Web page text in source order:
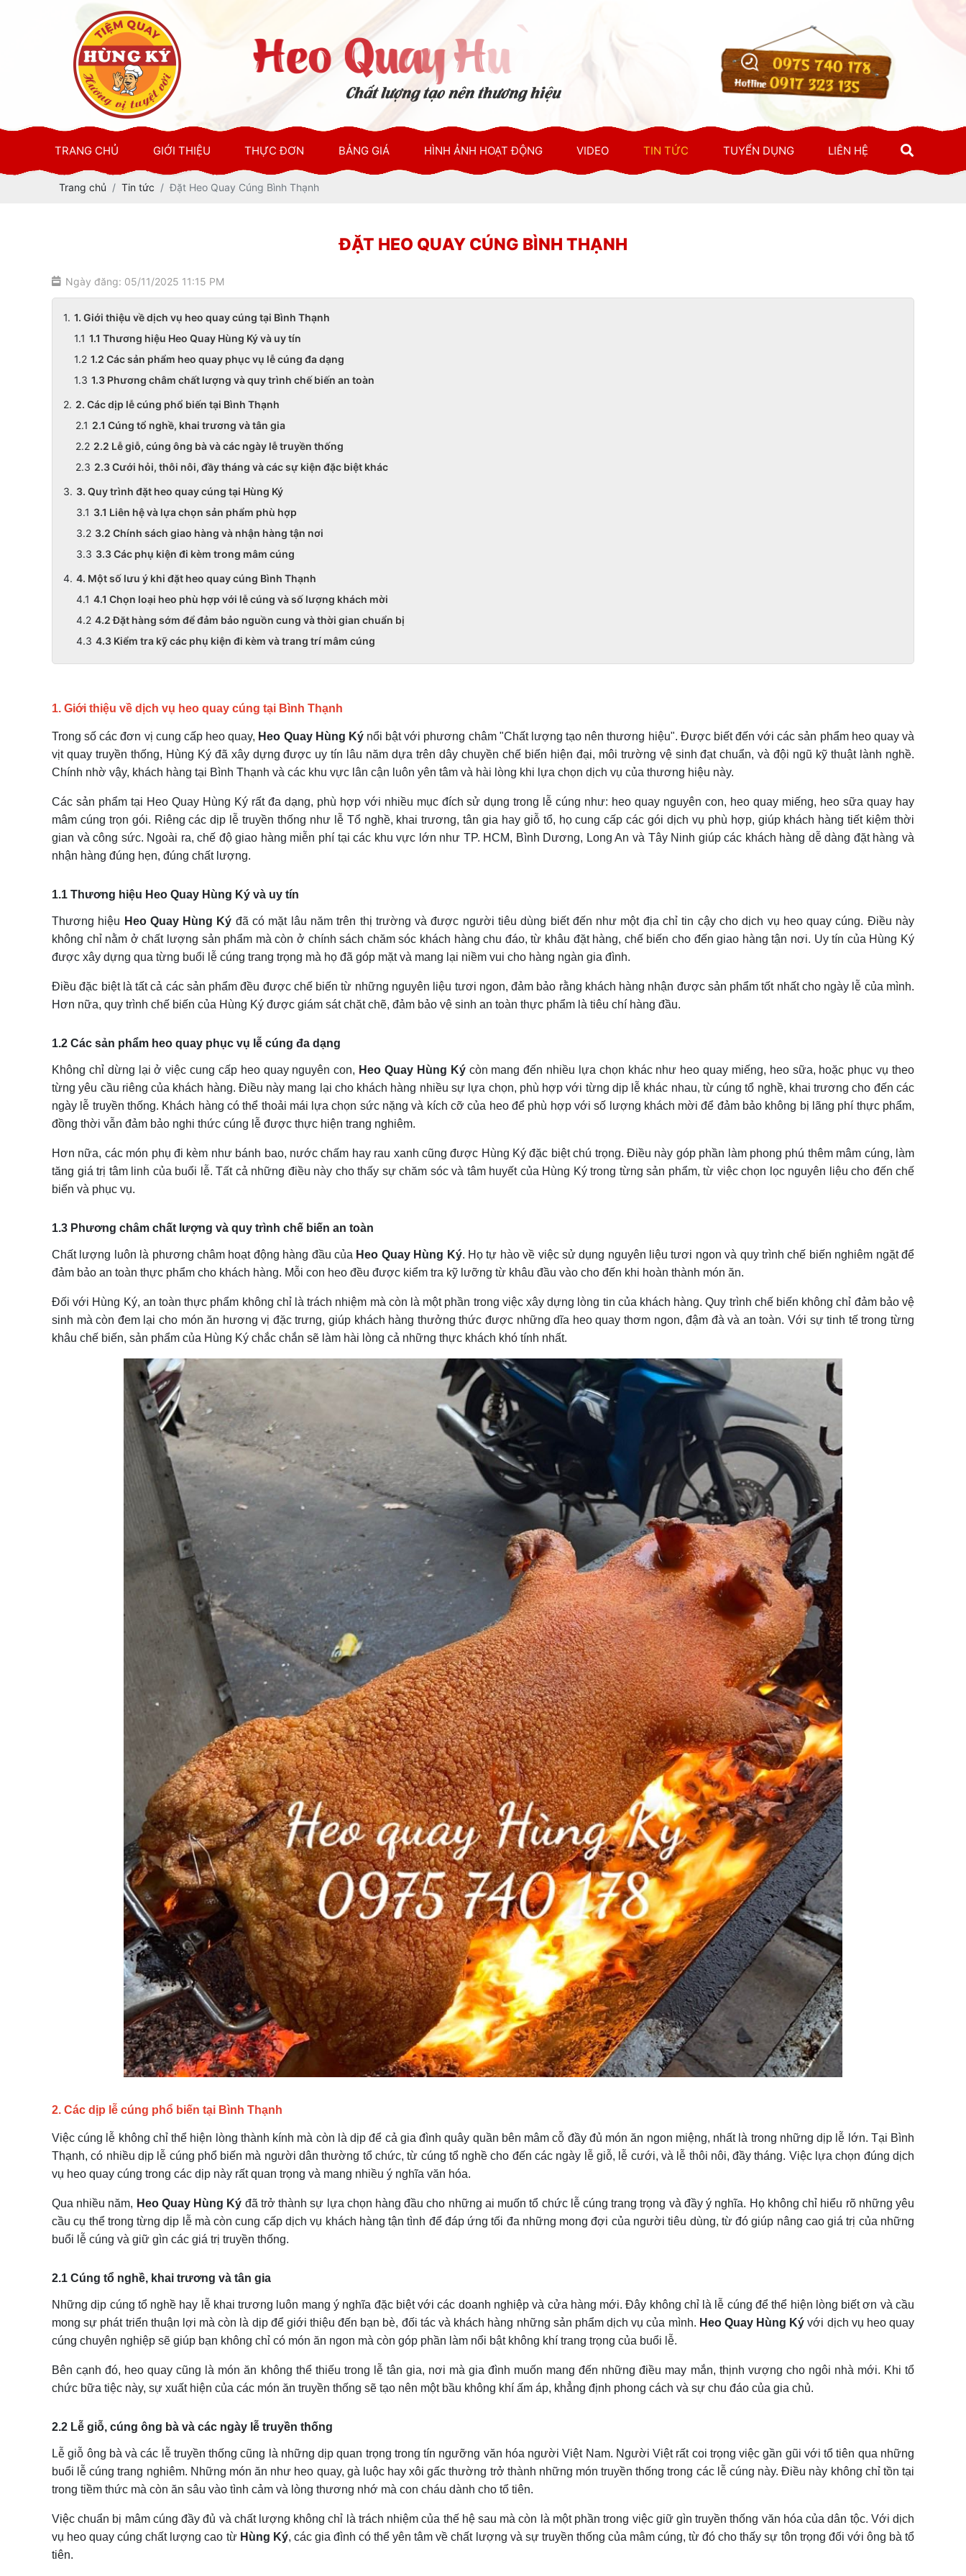
0975 740 178
Hotline0917 323 135
TRANG CHỦ GIỚI THIỆU THỰC ĐƠN BẢNG GIÁ HÌNH ẢNH HOẠT ĐỘNG VIDEO TIN TỨC TUYỂN DỤNG LIÊN HỆ
Trang chủ Tin tức Đặt Heo Quay Cúng Bình Thạnh
ĐẶT HEO QUAY CÚNG BÌNH THẠNH
Ngày đăng: 05/11/2025 11:15 PM
1. Giới thiệu về dịch vụ heo quay cúng tại Bình Thạnh
1.1 Thương hiệu Heo Quay Hùng Ký và uy tín
1.2 Các sản phẩm heo quay phục vụ lễ cúng đa dạng
1.3 Phương châm chất lượng và quy trình chế biến an toàn
2. Các dịp lễ cúng phổ biến tại Bình Thạnh
2.1 Cúng tổ nghề, khai trương và tân gia
2.2 Lễ giỗ, cúng ông bà và các ngày lễ truyền thống
2.3 Cưới hỏi, thôi nôi, đầy tháng và các sự kiện đặc biệt khác
3. Quy trình đặt heo quay cúng tại Hùng Ký
3.1 Liên hệ và lựa chọn sản phẩm phù hợp
3.2 Chính sách giao hàng và nhận hàng tận nơi
3.3 Các phụ kiện đi kèm trong mâm cúng
4. Một số lưu ý khi đặt heo quay cúng Bình Thạnh
4.1 Chọn loại heo phù hợp với lễ cúng và số lượng khách mời
4.2 Đặt hàng sớm để đảm bảo nguồn cung và thời gian chuẩn bị
4.3 Kiểm tra kỹ các phụ kiện đi kèm và trang trí mâm cúng
1. Giới thiệu về dịch vụ heo quay cúng tại Bình Thạnh
Trong số các đơn vị cung cấp heo quay, Heo Quay Hùng Kýnổi bật với phương châm "Chất lượng tạo nên thương hiệu". Được biết đến với các sản phẩm heo quay và
vịt quay truyền thống, Hùng Ký đã xây dựng được uy tín lâu năm dựa trên dây chuyền chế biến hiện đại, môi trường vệ sinh đạt chuẩn, và đội ngũ kỹ thuật lành nghề.
Chính nhờ vậy, khách hàng tại Bình Thạnh và các khu vực lân cận luôn yên tâm và hài lòng khi lựa chọn dịch vụ của thương hiệu này.
Các sản phẩm tại Heo Quay Hùng Ký rất đa dạng, phù hợp với nhiều mục đích sử dụng trong lễ cúng như: heo quay nguyên con, heo quay miếng, heo sữa quay hay
mâm cúng trọn gói. Riêng các dịp lễ truyền thống như lễ Tổ nghề, khai trương, tân gia hay giỗ tổ, họ cung cấp các gói dịch vụ phù hợp, giúp khách hàng tiết kiệm thời
gian và công sức. Ngoài ra, chế độ giao hàng miễn phí tại các khu vực lớn như TP. HCM, Bình Dương, Long An và Tây Ninh giúp các khách hàng dễ dàng đặt hàng và
nhận hàng đúng hẹn, đúng chất lượng.
1.1 Thương hiệu Heo Quay Hùng Ký và uy tín
Thương hiệu Heo Quay Hùng Ký đã có mặt lâu năm trên thị trường và được người tiêu dùng biết đến như một địa chỉ tin cậy cho dịch vụ heo quay cúng. Điều này
không chỉ nằm ở chất lượng sản phẩm mà còn ở chính sách chăm sóc khách hàng chu đáo, từ khâu đặt hàng, chế biến cho đến giao hàng tận nơi. Uy tín của Hùng Ký
được xây dựng qua từng buổi lễ cúng trang trọng mà họ đã góp mặt và mang lại niềm vui cho hàng ngàn gia đình.
Điều đặc biệt là tất cả các sản phẩm đều được chế biến từ những nguyên liệu tươi ngon, đảm bảo rằng khách hàng nhận được sản phẩm tốt nhất cho ngày lễ của mình.
Hơn nữa, quy trình chế biến của Hùng Ký được giám sát chặt chẽ, đảm bảo vệ sinh an toàn thực phẩm là tiêu chí hàng đầu.
1.2 Các sản phẩm heo quay phục vụ lễ cúng đa dạng
Không chỉ dừng lại ở việc cung cấp heo quay nguyên con, Heo Quay Hùng Kýcòn mang đến nhiều lựa chọn khác như heo quay miếng, heo sữa, hoặc phục vụ theo
từng yêu cầu riêng của khách hàng. Điều này mang lại cho khách hàng nhiều sự lựa chọn, phù hợp với từng dịp lễ khác nhau, từ cúng tổ nghề, khai trương cho đến các
ngày lễ truyền thống. Khách hàng có thể thoải mái lựa chọn sức nặng và kích cỡ của heo để phù hợp với số lượng khách mời để đảm bảo không bị lãng phí thực phẩm,
đồng thời vẫn đảm bảo nghi thức cúng lễ được thực hiện trang nghiêm.
Hơn nữa, các món phụ đi kèm như bánh bao, nước chấm hay rau xanh cũng được Hùng Ký đặc biệt chú trọng. Điều này góp phần làm phong phú thêm mâm cúng, làm
tăng giá trị tâm linh của buổi lễ. Tất cả những điều này cho thấy sự chăm sóc và tâm huyết của Hùng Ký trong từng sản phẩm, từ việc chọn lọc nguyên liệu cho đến chế
biến và phục vụ.
1.3 Phương châm chất lượng và quy trình chế biến an toàn
Chất lượng luôn là phương châm hoạt động hàng đầu của Heo Quay Hùng Ký. Họ tự hào về việc sử dụng nguyên liệu tươi ngon và quy trình chế biến nghiêm ngặt để
đảm bảo an toàn thực phẩm cho khách hàng. Mỗi con heo đều được kiểm tra kỹ lưỡng từ khâu đầu vào cho đến khi hoàn thành món ăn.
Đối với Hùng Ký, an toàn thực phẩm không chỉ là trách nhiệm mà còn là một phần trong việc xây dựng lòng tin của khách hàng. Quy trình chế biến không chỉ đảm bảo vệ
sinh mà còn đem lại cho món ăn hương vị đặc trưng, giúp khách hàng thưởng thức được những dĩa heo quay thơm ngon, đậm đà và an toàn. Với sự tinh tế trong từng
khâu chế biến, sản phẩm của Hùng Ký chắc chắn sẽ làm hài lòng cả những thực khách khó tính nhất.
2. Các dịp lễ cúng phổ biến tại Bình Thạnh
Việc cúng lễ không chỉ thể hiện lòng thành kính mà còn là dịp để cả gia đình quây quần bên mâm cỗ đầy đủ món ăn ngon miệng, nhất là trong những dịp lễ lớn. Tại Bình
Thạnh, có nhiều dịp lễ cúng phổ biến mà người dân thường tổ chức, từ cúng tổ nghề cho đến các ngày lễ giỗ, lễ cưới, và lễ thôi nôi, đầy tháng. Việc lựa chọn đúng dịch
vụ heo quay cúng trong các dịp này rất quan trọng và mang nhiều ý nghĩa văn hóa.
Qua nhiều năm, Heo Quay Hùng Ký đã trở thành sự lựa chọn hàng đầu cho những ai muốn tổ chức lễ cúng trang trọng và đầy ý nghĩa. Họ không chỉ hiểu rõ những yêu
cầu cụ thể trong từng dịp lễ mà còn cung cấp dịch vụ khách hàng tận tình để đáp ứng tối đa những mong đợi của người tiêu dùng, từ đó giúp nâng cao giá trị của những
buổi lễ cúng và giữ gìn các giá trị truyền thống.
2.1 Cúng tổ nghề, khai trương và tân gia
Những dịp cúng tổ nghề hay lễ khai trương luôn mang ý nghĩa đặc biệt với các doanh nghiệp và cửa hàng mới. Đây không chỉ là lễ cúng để thể hiện lòng biết ơn và cầu
mong sự phát triển thuận lợi mà còn là dịp để giới thiệu đến bạn bè, đối tác và khách hàng những sản phẩm dịch vụ của mình. Heo Quay Hùng Ký với dịch vụ heo quay
cúng chuyên nghiệp sẽ giúp bạn không chỉ có món ăn ngon mà còn góp phần làm nổi bật không khí trang trọng của buổi lễ.
Bên cạnh đó, heo quay cũng là món ăn không thể thiếu trong lễ tân gia, nơi mà gia đình muốn mang đến những điều may mắn, thịnh vượng cho ngôi nhà mới. Khi tổ
chức bữa tiệc này, sự xuất hiện của các món ăn truyền thống sẽ tạo nên một bầu không khí ấm áp, khẳng định phong cách và sự chu đáo của gia chủ.
2.2 Lễ giỗ, cúng ông bà và các ngày lễ truyền thống
Lễ giỗ ông bà và các lễ truyền thống cũng là những dịp quan trọng trong tín ngưỡng văn hóa người Việt Nam. Người Việt rất coi trọng việc gần gũi với tổ tiên qua những
buổi lễ cúng trang nghiêm. Những món ăn như heo quay, gà luộc hay xôi gấc thường trở thành những món truyền thống trong các lễ cúng này. Điều này không chỉ tồn tại
trong tiềm thức mà còn ăn sâu vào tình cảm và lòng thương nhớ mà con cháu dành cho tổ tiên.
Việc chuẩn bị mâm cúng đầy đủ và chất lượng không chỉ là trách nhiệm của thế hệ sau mà còn là một phần trong việc giữ gìn truyền thống văn hóa của dân tộc. Với dịch
vụ heo quay cúng chất lượng cao từ Hùng Ký, các gia đình có thể yên tâm về chất lượng và sự truyền thống của mâm cúng, từ đó cho thấy sự tôn trọng đối với ông bà tổ
tiên.